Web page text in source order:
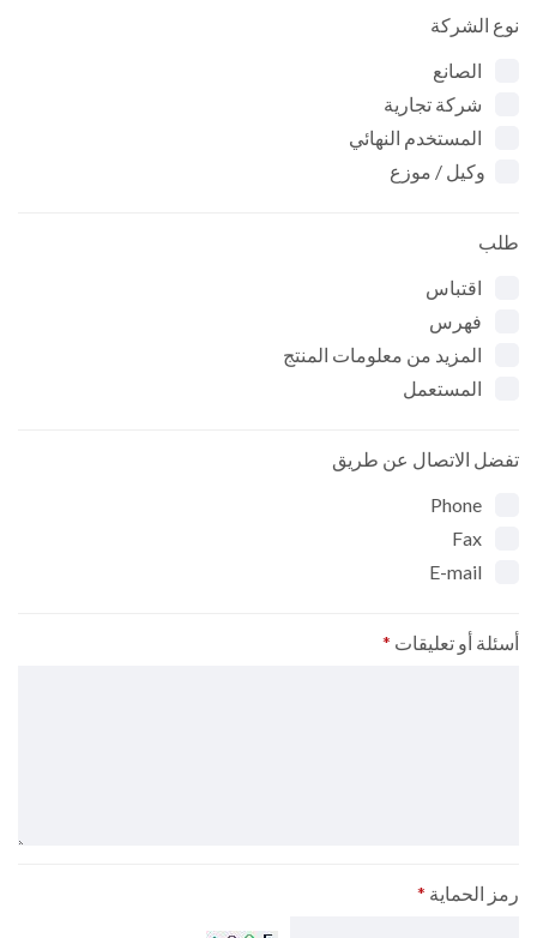
نوع الشركة
الصانع
شركة تجارية
المستخدم النهائي
وكيل / موزع
طلب
اقتباس
فهرس
المزيد من معلومات المنتج
المستعمل
تفضل الاتصال عن طريق
أسئلة أو تعليقات *
رمز الحماية *